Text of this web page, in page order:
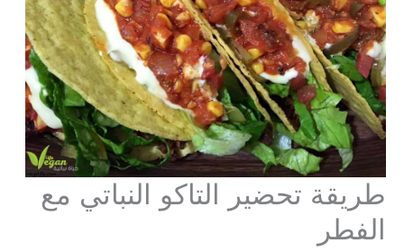
طريقة تحضير التاكو النباتي مع
الفطر